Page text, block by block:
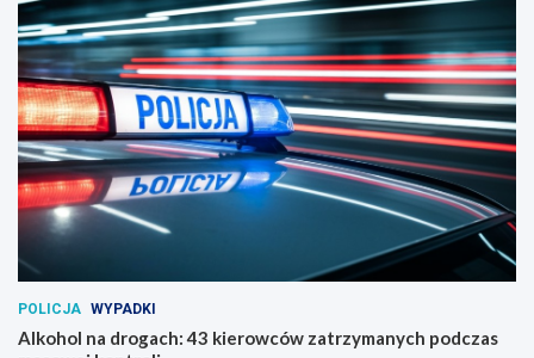
POLICJA WYPADKI
Alkohol na drogach: 43 kierowców zatrzymanych podczas